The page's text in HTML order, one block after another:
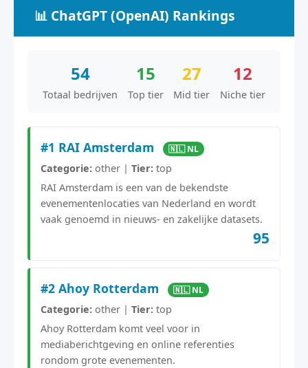
📊 ChatGPT (OpenAI) Rankings
54
Totaal bedrijven
15
Top tier
27
Mid tier
12
Niche tier
#1 RAI Amsterdam 🇳🇱 NL
Categorie: other | Tier: top
RAI Amsterdam is een van de bekendste
evenementenlocaties van Nederland en wordt
vaak genoemd in nieuws- en zakelijke datasets.
95
#2 Ahoy Rotterdam 🇳🇱 NL
Categorie: other | Tier: top
Ahoy Rotterdam komt veel voor in
mediaberichtgeving en online referenties
rondom grote evenementen.